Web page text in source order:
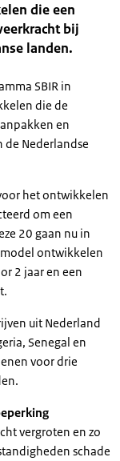
die een
bij
landen.
SBIR in
die de
en
Nederlandse
het ontwikkelen
om een
20 gaan nu in
ontwikkelen
2 jaar en een
uit Nederland
Senegal en
voor drie
vergroten en zo
schade